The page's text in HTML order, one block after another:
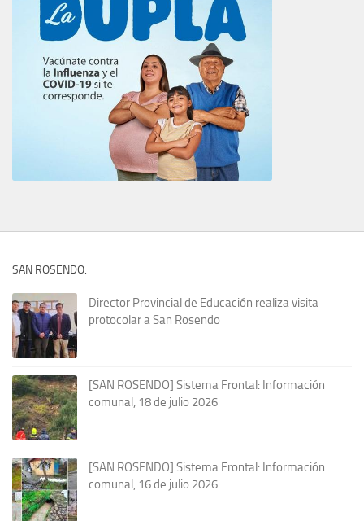
SAN ROSENDO:
Director Provincial de Educación realiza visita
protocolar a San Rosendo
[SAN ROSENDO] Sistema Frontal: Información
comunal, 18 de julio 2026
[SAN ROSENDO] Sistema Frontal: Información
comunal, 16 de julio 2026